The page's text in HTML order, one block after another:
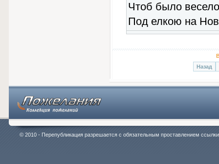
Чтоб было
Под елкою на
Назад
© 2010 - Перепубликация разрешается с обязательным проставлением